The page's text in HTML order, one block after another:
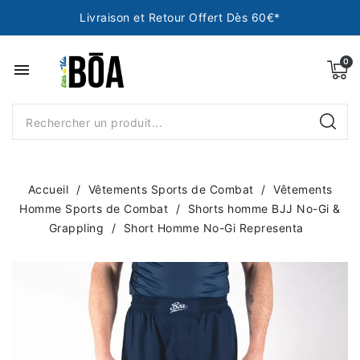
Livraison et Retour Offert Dès 60€*
menu
Accueil Vêtements Sports de Combat
Vêtements
Homme Sports de Combat
Shorts homme BJJ No-Gi &
Grappling
Short Homme No-Gi Representa